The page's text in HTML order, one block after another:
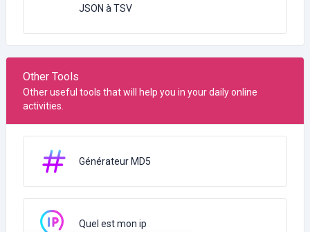
JSON à TSV
Other Tools
Other useful tools that will help you in your daily online
activities.
Générateur MD5
Quel est mon ip